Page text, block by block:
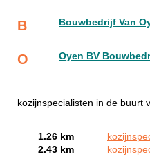
B Bouwbedrijf Van
O Oyen BV
kozijnspecialisten in de buurt
1.26 km
2.43 km